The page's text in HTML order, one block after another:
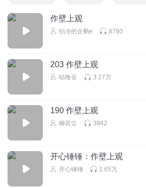
作壁上观
怕冷的企鹅e 8780
203 作壁上观
咕噜谷 3.27万
190 作壁上观
柳若尘 3942
开心锤锤：作壁上观
开心锤锤 1.65万